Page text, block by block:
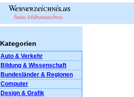
Kategorien
Auto & Verkehr
Bildung & Wissenschaft
Bundesländer & Regionen
Computer
Design & Grafik